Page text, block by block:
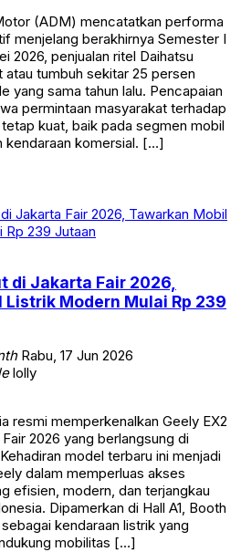
(ADM) mencatatkan performa
menjelang berakhirnya Semester I
2026, penjualan ritel Daihatsu
atau tumbuh sekitar 25 persen
yang sama tahun lalu. Pencapaian
permintaan masyarakat terhadap
kuat, baik pada segmen mobil
kendaraan komersial. […]
di Jakarta Fair 2026,
Modern Mulai Rp 239
Rabu, 17 Jun 2026
lolly
resmi memperkenalkan Geely EX2
2026 yang berlangsung di
model terbaru ini menjadi
dalam memperluas akses
efisien, modern, dan terjangkau
Dipamerkan di Hall A1, Booth
kendaraan listrik yang
mobilitas […]